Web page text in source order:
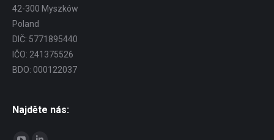
42-300 Myszków
Poland
DIČ: 5771895440
IČO: 241375526
BDO: 000122037
Najděte nás:
Find us on: